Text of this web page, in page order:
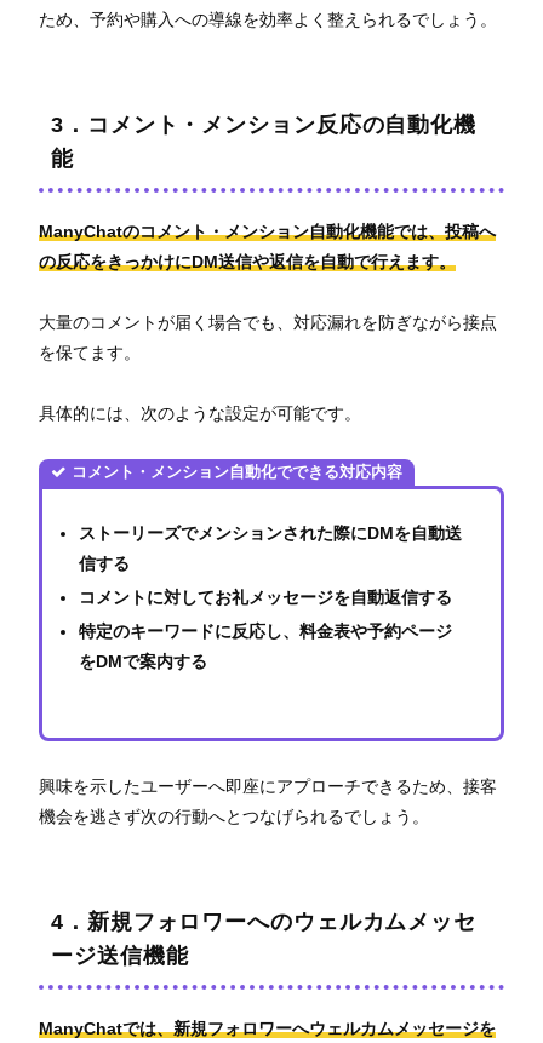
ため、予約や購入への導線を効率よく整えられるでしょう。
3．コメント・メンション反応の自動化機
能
ManyChatのコメント・メンション自動化機能では、投稿へ
の反応をきっかけにDM送信や返信を自動で行えます。
大量のコメントが届く場合でも、対応漏れを防ぎながら接点
を保てます。
具体的には、次のような設定が可能です。
コメント・メンション自動化でできる対応内容
ストーリーズでメンションされた際にDMを自動送
信する
コメントに対してお礼メッセージを自動返信する
特定のキーワードに反応し、料金表や予約ページ
をDMで案内する
興味を示したユーザーへ即座にアプローチできるため、接客
機会を逃さず次の行動へとつなげられるでしょう。
4．新規フォロワーへのウェルカムメッセ
ージ送信機能
ManyChatでは、新規フォロワーへウェルカムメッセージを